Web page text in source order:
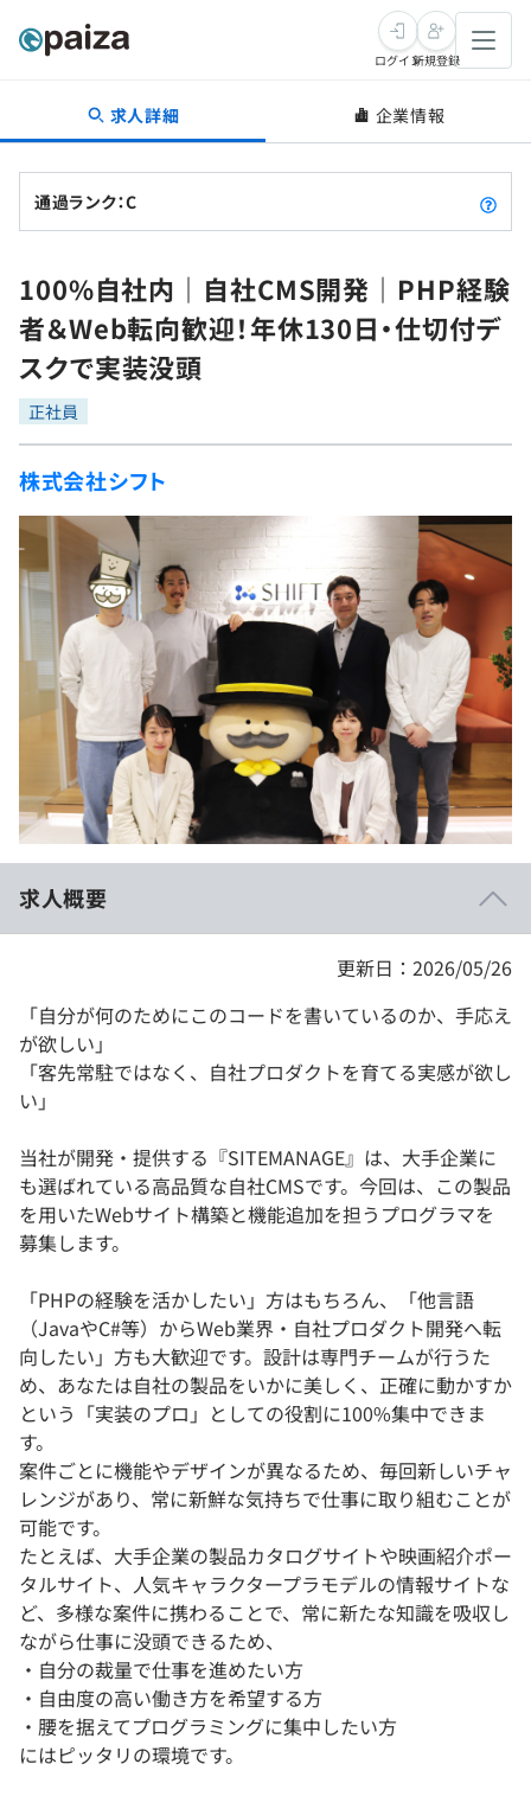
転職・キャリア
転職成功ガイド
転職エージェント
インタビュー
転職成功ガイド
新卒就活
求人検索
本選考
インターン
新卒エージェント
イベント・セミナー
インタビュー
就活成功ガイド
学習
問題集
4択課題
ナレッジ
リファレンス
プラン
個人向けプラン
法人向けプラン
学校向けプラン
契約内容・クーポン
プログラミング言語
評価結果一覧
再チャレンジ結果一覧
ゲーム・マンガ
Tech Team Journal
paiza times
note
paizaとは？
ログイン新規登録
求人詳細 企業情報
通過ランク：C
100%自社内｜自社CMS開発｜PHP経験
者＆Web転向歓迎！年休130日・仕切付デ
スクで実装没頭
正社員
株式会社シフト
求人概要
更新日：2026/05/26
「自分が何のためにこのコードを書いているのか、手応え
が欲しい」
「客先常駐ではなく、自社プロダクトを育てる実感が欲し
い」
当社が開発・提供する『SITEMANAGE』は、大手企業に
も選ばれている高品質な自社CMSです。今回は、この製品
を用いたWebサイト構築と機能追加を担うプログラマを
募集します。
「PHPの経験を活かしたい」方はもちろん、「他言語
（JavaやC#等）からWeb業界・自社プロダクト開発へ転
向したい」方も大歓迎です。設計は専門チームが行うた
め、あなたは自社の製品をいかに美しく、正確に動かすか
という「実装のプロ」としての役割に100%集中できま
す。
案件ごとに機能やデザインが異なるため、毎回新しいチャ
レンジがあり、常に新鮮な気持ちで仕事に取り組むことが
可能です。
たとえば、大手企業の製品カタログサイトや映画紹介ポー
タルサイト、人気キャラクタープラモデルの情報サイトな
ど、多様な案件に携わることで、常に新たな知識を吸収し
ながら仕事に没頭できるため、
・自分の裁量で仕事を進めたい方
・自由度の高い働き方を希望する方
・腰を据えてプログラミングに集中したい方
にはピッタリの環境です。